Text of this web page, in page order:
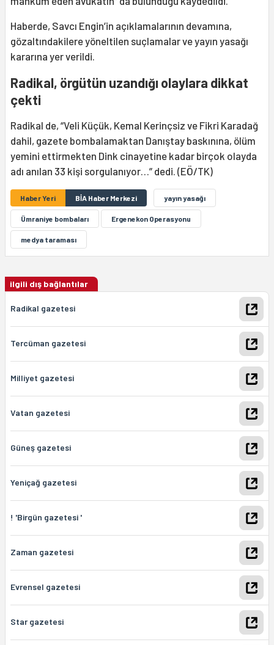
Haberde, Savcı Engin’in açıklamalarının devamına,
gözaltındakilere yöneltilen suçlamalar ve yayın yasağı
kararına yer verildi.
Radikal, örgütün uzandığı olaylara dikkat
çekti
Radikal de, “Veli Küçük, Kemal Kerinçsiz ve Fikri Karadağ
dahil, gazete bombalamaktan Danıştay baskınına, ölüm
yemini ettirmekten Dink cinayetine kadar birçok olayda
adı anılan 33 kişi sorgulanıyor…” dedi. (EÖ/TK)
Haber Yeri BİA Haber Merkezi yayın yasağı
Ümraniye bombaları Ergenekon Operasyonu
medya taraması
ilgili dış bağlantılar
Radikal gazetesi
Tercüman gazetesi
Milliyet gazetesi
Vatan gazetesi
Güneş gazetesi
Yeniçağ gazetesi
! 'Birgün gazetesi '
Zaman gazetesi
Evrensel gazetesi
Star gazetesi